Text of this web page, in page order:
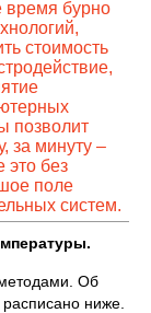
время бурно
стоимость
позволит
за минуту –
это без
поле
систем.
Об
ниже.